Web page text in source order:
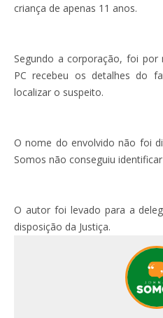
criança de apenas 11 anos.
Segundo a corporação, foi
PC recebeu os detalhes do
localizar o suspeito.
O nome do envolvido não foi
Somos não conseguiu
O autor foi levado para a
disposição da Justiça.